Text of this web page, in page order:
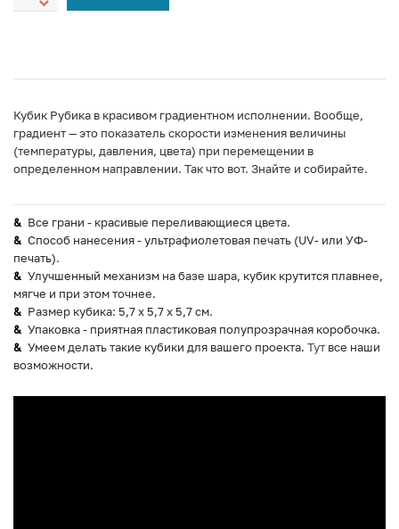
Кубик Рубика в красивом градиентном исполнении. Вообще,
градиент — это показатель скорости изменения величины
(температуры, давления, цвета) при перемещении в
определенном направлении. Так что вот. Знайте и собирайте.
Все грани - красивые переливающиеся цвета.
Способ нанесения - ультрафиолетовая печать (UV- или УФ-
печать).
Улучшенный механизм на базе шара, кубик крутится плавнее,
мягче и при этом точнее.
Размер кубика: 5,7 х 5,7 х 5,7 см.
Упаковка - приятная пластиковая полупрозрачная коробочка.
Умеем делать такие кубики для вашего проекта. Тут все наши
возможности.